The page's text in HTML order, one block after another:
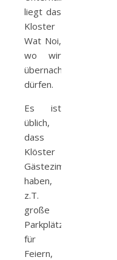
liegt das
Kloster
Wat Noi,
wo wir
übernachten
dürfen.
Es ist
üblich,
dass
Klöster
Gästezimmer
haben,
z.T.
große
Parkplätze
für
Feiern,